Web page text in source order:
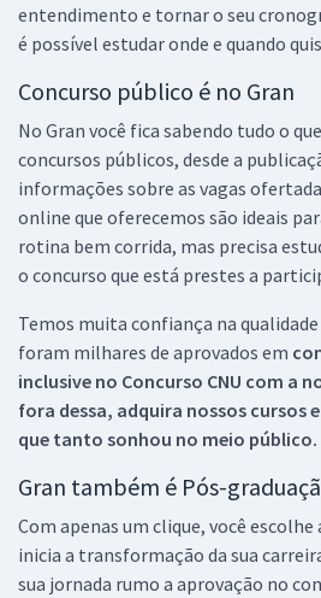
entendimento e tornar o seu
é possível estudar onde e quando
Concurso público é no Gran
No Gran você fica sabendo tudo o
concursos públicos, desde a
informações sobre as vagas
online que oferecemos são ideais
rotina bem corrida, mas precisa
o concurso que está prestes a
Temos muita confiança na
foram milhares de aprovados em
inclusive no Concurso CNU com a
fora dessa, adquira nossos cursos
que tanto sonhou no meio público.
Gran também é Pós-
Com apenas um clique, você escolhe
inicia a transformação da sua
sua jornada rumo a aprovação no